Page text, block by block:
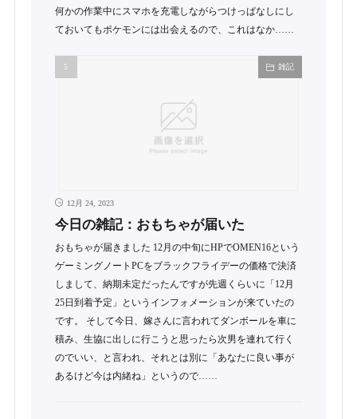
何かの作業中にスマホを充電しながらつけっぱなしにし
ておいてもポケモンには出会えるので、これはなか……
雑記
12月 24, 2023
今日の雑記：おもちゃが届いた
おもちゃが届きました 12月の中旬にHPでOMEN16という
ゲーミングノートPCをブラックフライデーの価格で決済
しまして、納期未定だったんですが先週くらいに「12月
25日到着予定」というインフォメーションが来ていたの
です。 そして今日、嫁さんに言われてダンボールを車に
積み、生協に出しに行こうと思ったら次男を連れて行く
のでいい、と言われ、それとは別に「あなたに良い事が
あるけど今は内緒ね」というので……